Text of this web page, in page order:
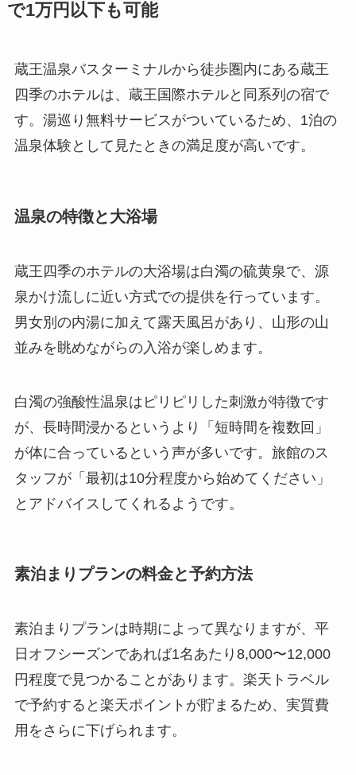
で1万円以下も可能
蔵王温泉バスターミナルから徒歩圏内にある蔵王
四季のホテルは、蔵王国際ホテルと同系列の宿で
す。湯巡り無料サービスがついているため、1泊の
温泉体験として見たときの満足度が高いです。
温泉の特徴と大浴場
蔵王四季のホテルの大浴場は白濁の硫黄泉で、源
泉かけ流しに近い方式での提供を行っています。
男女別の内湯に加えて露天風呂があり、山形の山
並みを眺めながらの入浴が楽しめます。
白濁の強酸性温泉はピリピリした刺激が特徴です
が、長時間浸かるというより「短時間を複数回」
が体に合っているという声が多いです。旅館のス
タッフが「最初は10分程度から始めてください」
とアドバイスしてくれるようです。
素泊まりプランの料金と予約方法
素泊まりプランは時期によって異なりますが、平
日オフシーズンであれば1名あたり8,000〜12,000
円程度で見つかることがあります。楽天トラベル
で予約すると楽天ポイントが貯まるため、実質費
用をさらに下げられます。